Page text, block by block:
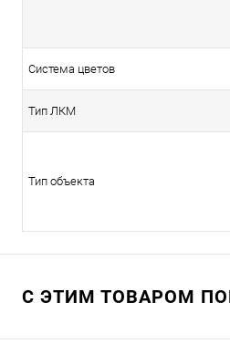
Система цветов
Тип ЛКМ
Тип объекта
С ЭТИМ ТОВАРОМ